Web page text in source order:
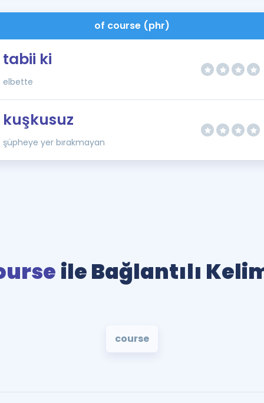
of course (phr)
tabii ki
elbette
kuşkusuz
şüpheye yer bırakmayan
ile Bağlantılı
course